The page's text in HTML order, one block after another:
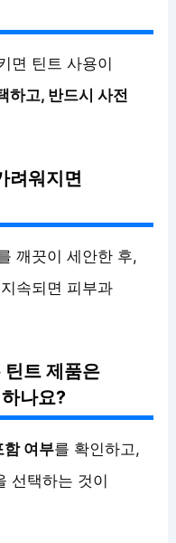
면 틴트 사용이
하고, 반드시 사전
려워지면
깨끗이 세안한 후,
속되면 피부과
틴트 제품은
나요?
함 여부를 확인하고,
선택하는 것이